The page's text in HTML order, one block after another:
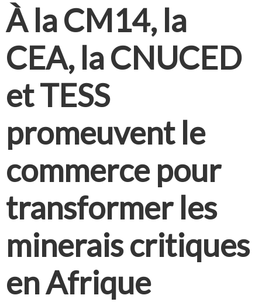
À la CM14, la
CEA, la CNUCED
et TESS
promeuvent le
commerce pour
transformer les
minerais critiques
en Afrique